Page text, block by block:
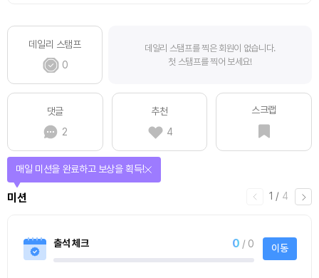
데일리 스탬프
0
데일리 스탬프를 찍은 회원이 없습니다.
첫 스탬프를 찍어 보세요!
댓글
2
추천
4
스크랩
2 /
티켓스토어
티켓으로 다양한 상품에 응모하자!
4명